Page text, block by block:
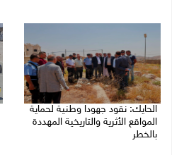
الحايك: نقود جهودا وطنية لحماية
المواقع الأثرية والتاريخية المهددة
بالخطر